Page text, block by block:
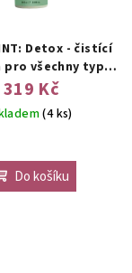
Detox - čistící
pro všechny typy
vlasů
319 Kč
(4 ks)
Do košíku